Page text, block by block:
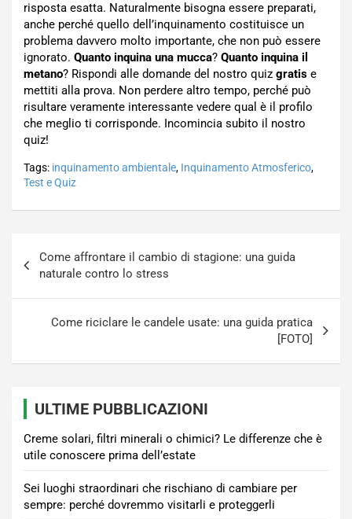
risposta esatta. Naturalmente bisogna essere preparati,
anche perché quello dell’inquinamento costituisce un
problema davvero molto importante, che non può essere
ignorato. Quanto inquina una mucca? Quanto inquina il
metano? Rispondi alle domande del nostro quiz gratis e
mettiti alla prova. Non perdere altro tempo, perché può
risultare veramente interessante vedere qual è il profilo
che meglio ti corrisponde. Incomincia subito il nostro
quiz!
Tags: inquinamento ambientale, Inquinamento Atmosferico,
Test e Quiz
articoli
Come affrontare il cambio di stagione: una guida
naturale contro lo stress
Come riciclare le candele usate: una guida pratica
[FOTO]
ULTIME PUBBLICAZIONI
Creme solari, filtri minerali o chimici? Le differenze che è
utile conoscere prima dell’estate
Sei luoghi straordinari che rischiano di cambiare per
sempre: perché dovremmo visitarli e proteggerli